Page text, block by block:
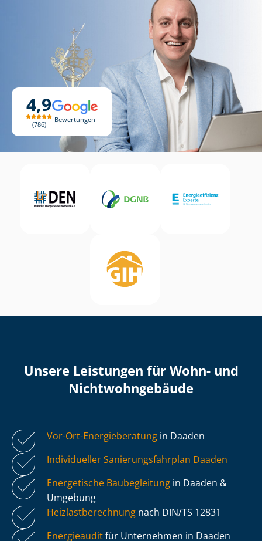
4,9
786
Bewertungen
Unsere Leistungen für Wohn- und
Nicht­wohn­ge­bäu­de
Vor-Ort-Energieberatung in Daaden
Individueller Sa­nie­rungs­fahr­plan Daaden
Energetische Baubegleitung in Daaden &
Umgebung
Heiz­last­be­rech­nung nach DIN/TS 12831
Energieauditfür Unternehmen in Daaden